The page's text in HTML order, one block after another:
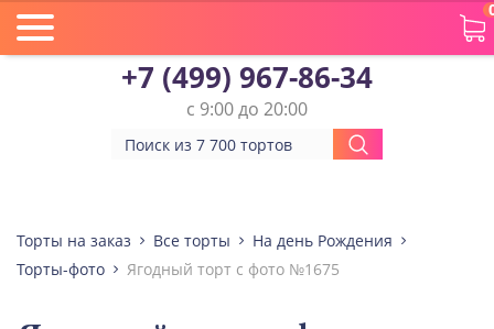
+7 (499) 967-86-34
с 9:00 до 20:00
Торты на заказ Все торты
На день Рождения
Торты-фото
Ягодный торт с фото №1675